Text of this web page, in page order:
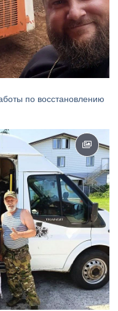
по восстановлению